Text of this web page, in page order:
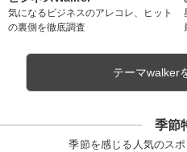
気になるビジネスのアレコレ、ヒット
の裏側を徹底調査
テーマwalker
季節
季節を感じる人気のス